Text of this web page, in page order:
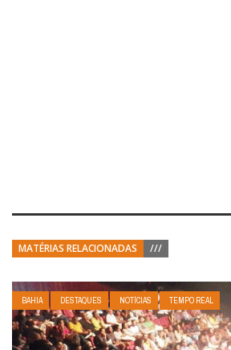
MATÉRIAS RELACIONADAS ///
BAHIA DESTAQUES NOTÍCIAS TEMPO REAL